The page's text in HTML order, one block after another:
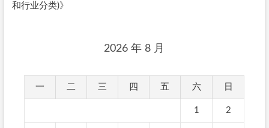
和行业分类)》
2026 年 8 月
一 二 三 四 五 六 日
1 2